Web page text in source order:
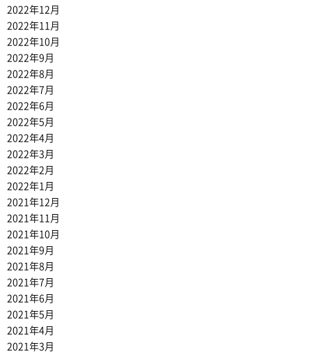
2022年12月
2022年11月
2022年10月
2022年9月
2022年8月
2022年7月
2022年6月
2022年5月
2022年4月
2022年3月
2022年2月
2022年1月
2021年12月
2021年11月
2021年10月
2021年9月
2021年8月
2021年7月
2021年6月
2021年5月
2021年4月
2021年3月